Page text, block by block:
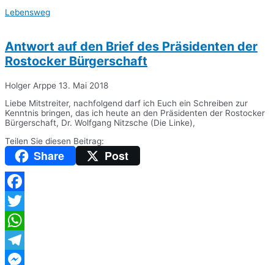
Lebensweg
Antwort auf den Brief des Präsidenten der
Rostocker Bürgerschaft
Holger Arppe 13. Mai 2018
Liebe Mitstreiter, nachfolgend darf ich Euch ein Schreiben zur
Kenntnis bringen, das ich heute an den Präsidenten der Rostocker
Bürgerschaft, Dr. Wolfgang Nitzsche (Die Linke),
Teilen Sie diesen Beitrag:
Share Post
Facebook
Twitter
WhatsApp
Telegram